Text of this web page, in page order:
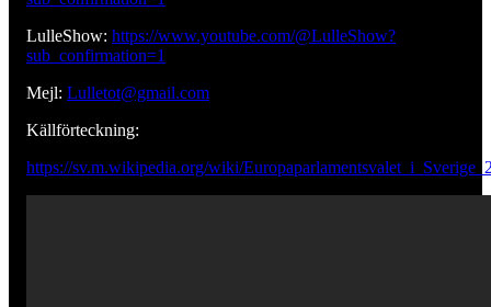
LulleShow: https://www.youtube.com/@LulleShow?
sub_confirmation=1
Mejl: Lulletot@gmail.com
Källförteckning:
https://sv.m.wikipedia.org/wiki/